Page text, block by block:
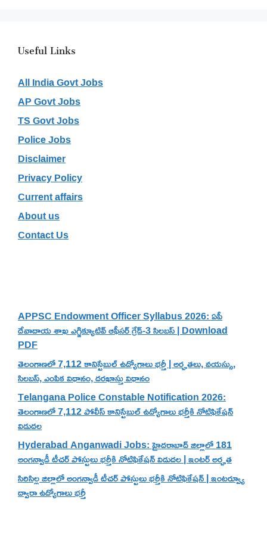
Useful Links
All India Govt Jobs
AP Govt Jobs
TS Govt Jobs
Police Jobs
Disclaimer
Privacy Policy
Current affairs
About us
Contact Us
APPSC Endowment Officer Syllabus 2026: ఏపీ
దేవాదాయ శాఖ ఎగ్జిక్యూటివ్ ఆఫీసర్ గ్రేడ్-3 సిలబస్ | Download
PDF
తెలంగాణలో 7,112 కానిస్టేబుల్ ఉద్యోగాలు భర్తీ | అర్హతలు, వయస్సు,
సిలబస్, ఎంపిక విధానం, దరఖాస్తు విధానం
Telangana Police Constable Notification 2026:
తెలంగాణలో 7,112 పోలీస్ కానిస్టేబుల్ ఉద్యోగాలు భర్తీకి నోటిఫికేషన్
విడుదల
Hyderabad Anganwadi Jobs: హైదరాబాద్ జిల్లాలో 181
అంగన్వాడీ టీచర్ పోస్టులు భర్తీకి నోటిఫికేషన్ విడుదల | ఇంటర్ అర్హత
సిరిసిల్ల జిల్లాలో అంగన్వాడీ టీచర్ పోస్టులు భర్తీకి నోటిఫికేషన్ | ఇంటర్వ్యూ
ద్వారా ఉద్యోగాలు భర్తీ